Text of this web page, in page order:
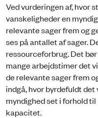
Ved vurderingen af, hvor
vanskeligheder en
relevante sager frem og
ses på antallet af sager.
ressourceforbrug. Det
mange arbejdstimer det
de relevante sager frem
indgå, hvor byrdefuldt
myndighed set i forhold
kapacitet.